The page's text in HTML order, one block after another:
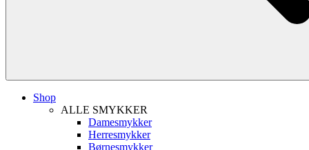
Shop
ALLE SMYKKER
Damesmykker
Herresmykker
Børnesmykker